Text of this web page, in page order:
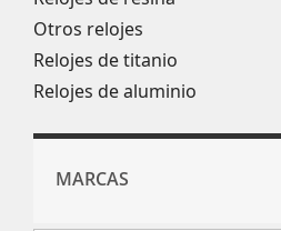
Otros relojes
Relojes de titanio
Relojes de aluminio
MARCAS